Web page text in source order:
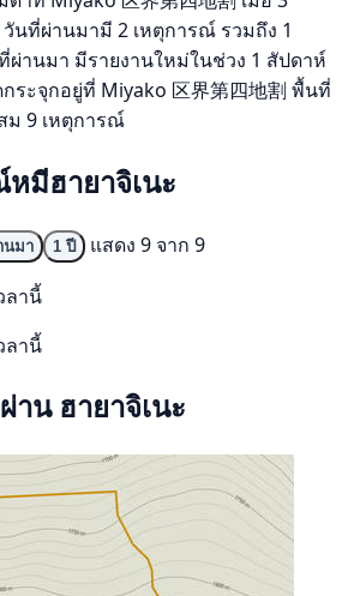
นที่ผ่านมามี 2 เหตุการณ์ รวมถึง 1
ผ่านมา มีรายงานใหม่ในช่วง 1 สัปดาห์
ระจุกอยู่ที่ Miyako 区界第四地割 พื้นที่
9 เหตุการณ์
มีฮายาจิเนะ
นมา 1 ปี
แสดง 9 จาก 9
ลานี้
ลานี้
าน ฮายาจิเนะ